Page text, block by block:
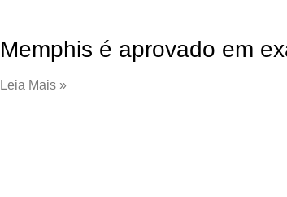
Memphis é aprovado em
Leia Mais »